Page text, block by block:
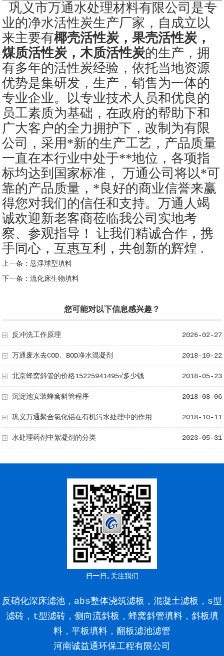
巩义市万通水处理材料有限公司是专
业的净水活性炭生产厂家，自成立以
来主要有椰壳活性炭，果壳活性炭，
煤质活性炭，木质活性炭的生产，拥
有多年的活性炭经验，依托当地资源
优势是集研发，生产，销售为一体的
专业企业。以专业技术人员和优良的
员工素质为基础，在政府的帮助下和
广大客户的全力拥护下，改制为有限
公司，采用*新的生产工艺，产品质量
一直在本行业中处于**地位，各项指
标均达到国家标准， 万通公司将以*可
靠的产品质量，*良好的商业信誉来赢
得您对我们的信任和支持。万通人竭
诚欢迎新老客商莅临我公司实地考
察、参观指导！ 让我们精诚合作，携
手同心，互惠互利，共创新的辉煌 .
上一条：悬浮球型填料
下一条：流化床生物填料
您可能对以下信息感兴趣？
2026-02-27
反冲洗工作原理
2018-10-22
万通废水去COD、BOD净水混凝剂
2018-05-23
北京蜂窝斜管的价格15225941495√多少钱
2018-08-06
沉淀池安装蜂窝斜管程序
2018-10-11
巩义万通聚合氯化铝在有机污水处理中的作用
2023-05-31
水处理药剂中絮凝剂的分类
扫一扫,关注我们
反硝化深床滤池，abs整体浇筑滤板，混凝土滤板，s型
滤砖，t型滤砖，侧向流斜板，蜂窝斜管填料，斜板填
料，平板填料，翻板滤池滤管
河南诚益通环保工程有限公司